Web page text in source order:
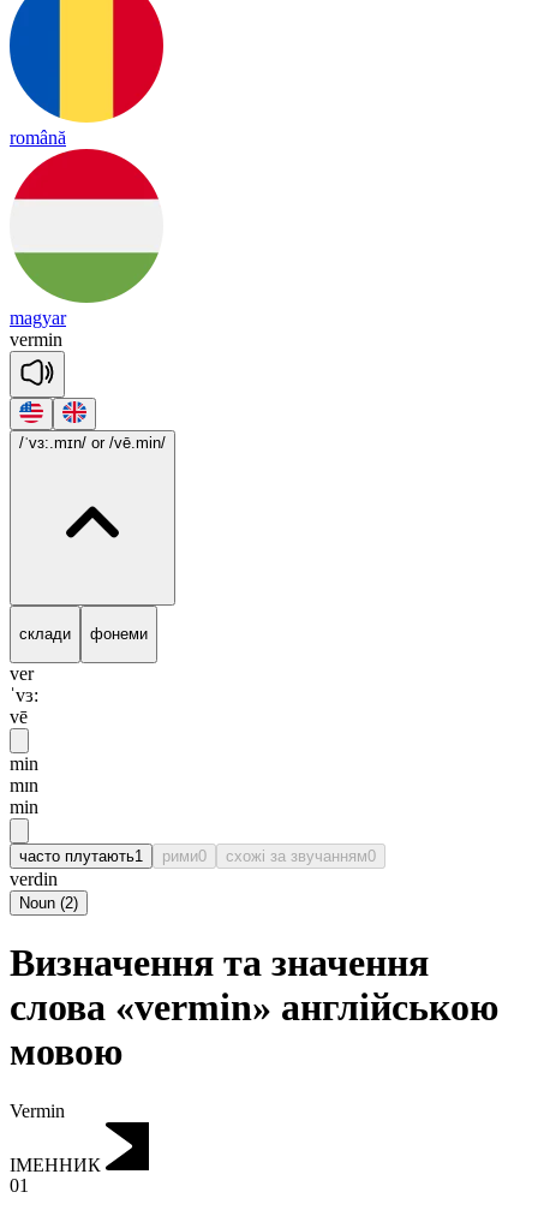
română
magyar
vermin
/ˈvɜ:.mɪn/ or /vē.min/
склади фонеми
ver
ˈvɜ:
vē
min
mɪn
min
часто плутають1 рими0 схожі за звучанням0
verdin
Noun (2)
Визначення та значення
слова «vermin» англійською
мовою
Vermin
ІМЕННИК
01